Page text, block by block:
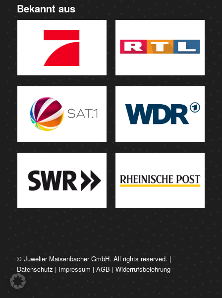
Bekannt aus
© Juwelier Maisenbacher GmbH. All rights reserved. |
Datenschutz | Impressum | AGB | Widerrufsbelehrung